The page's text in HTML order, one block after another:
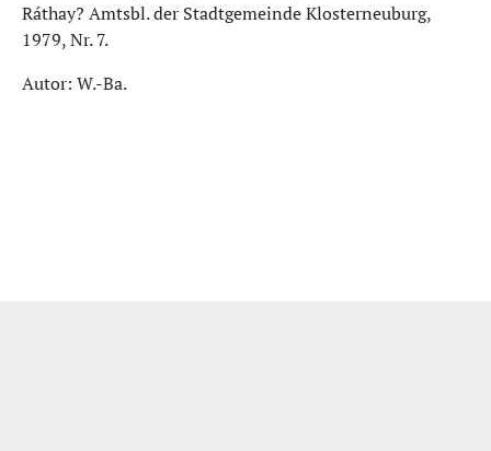
Ráthay? Amtsbl. der Stadtgemeinde Klosterneuburg,
1979, Nr. 7.
Autor: W.-Ba.